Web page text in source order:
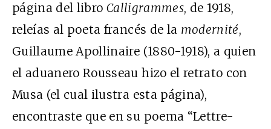
página del libro Calligrammes, de 1918,
releías al poeta francés de la modernité,
Guillaume Apollinaire (1880-1918), a quien
el aduanero Rousseau hizo el retrato con
Musa (el cual ilustra esta página),
encontraste que en su poema “Lettre-